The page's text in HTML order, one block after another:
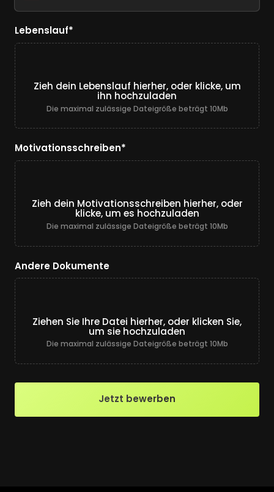
Lebenslauf*
Pflichtfeld.
Zieh dein Lebenslauf hierher, oder klicke, um
ihn hochzuladen
Die maximal zulässige Dateigröße beträgt 10Mb
Motivationsschreiben*
Pflichtfeld.
Zieh dein Motivationsschreiben hierher, oder
klicke, um es hochzuladen
Die maximal zulässige Dateigröße beträgt 10Mb
Andere Dokumente
Ziehen Sie Ihre Datei hierher, oder klicken Sie,
um sie hochzuladen
Die maximal zulässige Dateigröße beträgt 10Mb
Jetzt bewerben